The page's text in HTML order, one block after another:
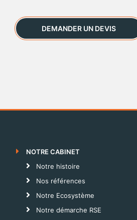
DEMANDER UN DEVIS
NOTRE CABINET
Notre histoire
Nos références
Notre Ecosystème
Notre démarche RSE